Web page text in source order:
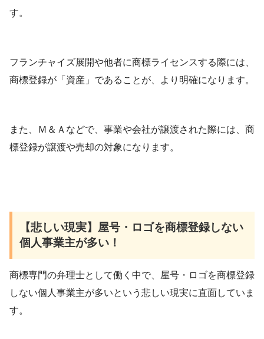
す。
フランチャイズ展開や他者に商標ライセンスする際には、
商標登録が「資産」であることが、より明確になります。
また、Ｍ＆Ａなどで、事業や会社が譲渡された際には、商
標登録が譲渡や売却の対象になります。
【悲しい現実】屋号・ロゴを商標登録しない
個人事業主が多い！
商標専門の弁理士として働く中で、屋号・ロゴを商標登録
しない個人事業主が多いという悲しい現実に直面していま
す。